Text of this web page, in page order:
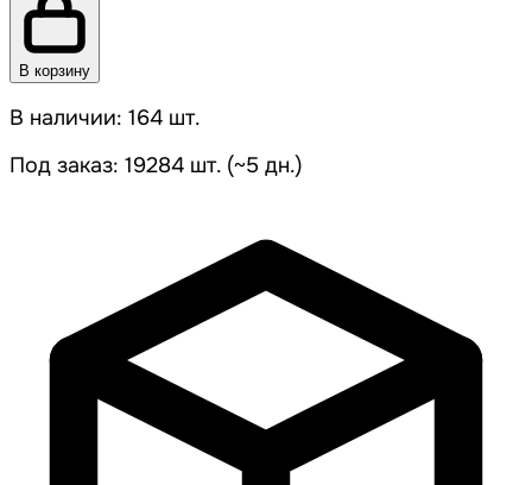
В корзину
В наличии: 164 шт.
Под заказ: 19284 шт. (~5 дн.)